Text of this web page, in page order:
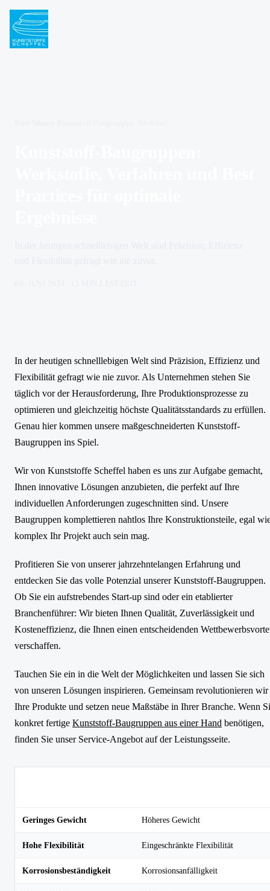
In der heutigen schnelllebigen Welt sind Präzision, Effizienz und
Flexibilität gefragt wie nie zuvor. Als Unternehmen stehen Sie
täglich vor der Herausforderung, Ihre Produktionsprozesse zu
optimieren und gleichzeitig höchste Qualitätsstandards zu erfüllen.
Genau hier kommen unsere maßgeschneiderten Kunststoff-
Baugruppen ins Spiel.
Wir von Kunststoffe Scheffel haben es uns zur Aufgabe gemacht,
Ihnen innovative Lösungen anzubieten, die perfekt auf Ihre
individuellen Anforderungen zugeschnitten sind. Unsere
Baugruppen komplettieren nahtlos Ihre Konstruktionsteile, egal
komplex Ihr Projekt auch sein mag.
Profitieren Sie von unserer jahrzehntelangen Erfahrung und
entdecken Sie das volle Potenzial unserer Kunststoff-Baugruppen.
Ob Sie ein aufstrebendes Start-up sind oder ein etablierter
Branchenführer: Wir bieten Ihnen Qualität, Zuverlässigkeit und
Kosteneffizienz, die Ihnen einen entscheidenden
verschaffen.
Tauchen Sie ein in die Welt der Möglichkeiten und lassen Sie sich
von unseren Lösungen inspirieren. Gemeinsam revolutionieren wir
Ihre Produkte und setzen neue Maßstäbe in Ihrer Branche. Wenn
konkret fertige Kunststoff-Baugruppen aus einer Hand benötigen,
finden Sie unser Service-Angebot auf der Leistungsseite.
Geringes Gewicht Höheres Gewicht
Hohe Flexibilität Eingeschränkte Flexibilität
Korrosionsbeständigkeit Korrosionsanfälligkeit